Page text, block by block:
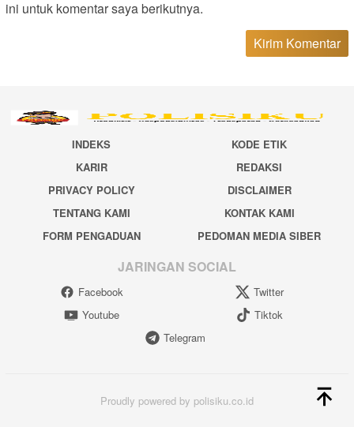
ini untuk komentar saya berikutnya.
INDEKS
KODE ETIK
KARIR
REDAKSI
PRIVACY POLICY
DISCLAIMER
TENTANG KAMI
KONTAK KAMI
FORM PENGADUAN
PEDOMAN MEDIA SIBER
JARINGAN SOCIAL
Facebook
Twitter
Youtube
Tiktok
Telegram
Proudly powered by polisiku.co.id